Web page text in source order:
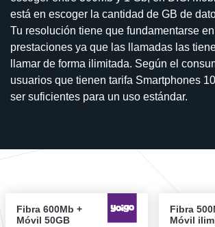
está en escoger la cantidad de GB de
Tu resolución tiene que fundamentarse
prestaciones ya que las llamadas las
llamar de forma ilimitada. Según el
usuarios que tienen tarifa Smartphones
ser suficientes para un uso estándar.
Fibra 600Mb +
Móvil 50GB
Fibra
Móvil